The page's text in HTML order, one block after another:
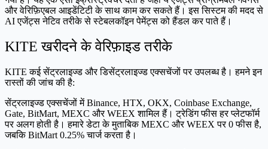
और वेरिफ़िएबल आइडेंटिटी के साथ काम कर सकते हैं। इस सिस्टम की मदद से
AI एजेंट्स नेटिव तरीके से स्टेबलकॉइन पेमेंट्स को हैंडल कर पाते हैं।
KITE खरीदने के वेरिफ़ाइड तरीके
KITE कई सेंट्रलाइज्ड और डिसेंट्रलाइज्ड एक्सचेंजों पर उपलब्ध है। हमने इन
रास्तों की जांच की है:
सेंट्रलाइज्ड एक्सचेंजों में Binance, HTX, OKX, Coinbase Exchange,
Gate, BitMart, MEXC और WEEX शामिल हैं। ट्रेडिंग फीस हर प्लेटफॉर्म
पर अलग होती है। हमारे डेटा के मुताबिक MEXC और WEEX पर 0 फीस है,
जबकि BitMart 0.25% चार्ज करता है।